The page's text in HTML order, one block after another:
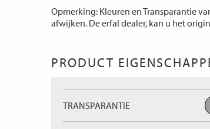
Opmerking: Kleuren en Transparantie
afwijken. De erfal dealer, kan u het
PRODUCT
TRANSPARANTIE